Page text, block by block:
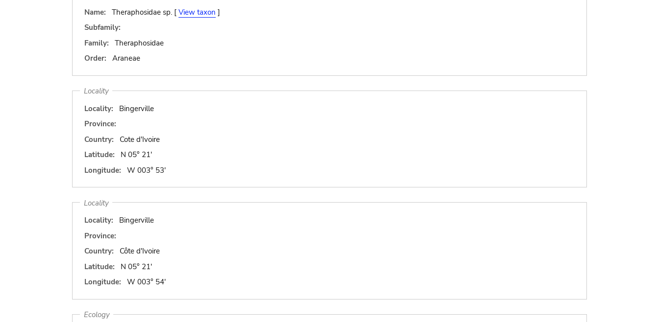
Name:
Theraphosidae sp. [ View taxon ]
Subfamily:
Family:
Theraphosidae
Order:
Araneae
Locality
Locality:
Bingerville
Province:
Country:
Cote d'Ivoire
Latitude:
N 05° 21'
Longitude:
W 003° 53'
Locality
Locality:
Bingerville
Province:
Country:
Côte d'Ivoire
Latitude:
N 05° 21'
Longitude:
W 003° 54'
Ecology